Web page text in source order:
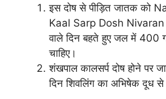
इस दोष से पीड़ित जातक को
Kaal Sarp Dosh Nivaran
वाले दिन बहते हुए जल में 400
चाहिए।
शंखपाल कालसर्प दोष होने पर
दिन शिवलिंग का अभिषेक दूध से